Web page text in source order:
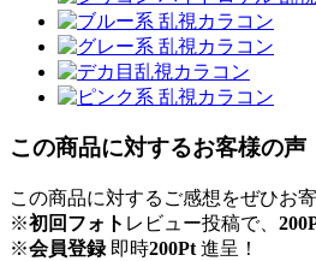
この商品に対するお客様の声
この商品に対するご感想をぜひお
※初回フォト レビュー投稿で、
※会員登録即時200Pt 進呈！